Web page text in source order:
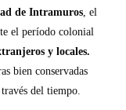
de Intramuros, el
el período colonial
y locales.
bien conservadas
del tiempo.